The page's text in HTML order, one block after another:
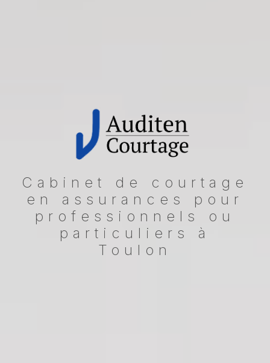
Cabinet de courtage
en assurances pour
professionnels ou
particuliers à
Toulon